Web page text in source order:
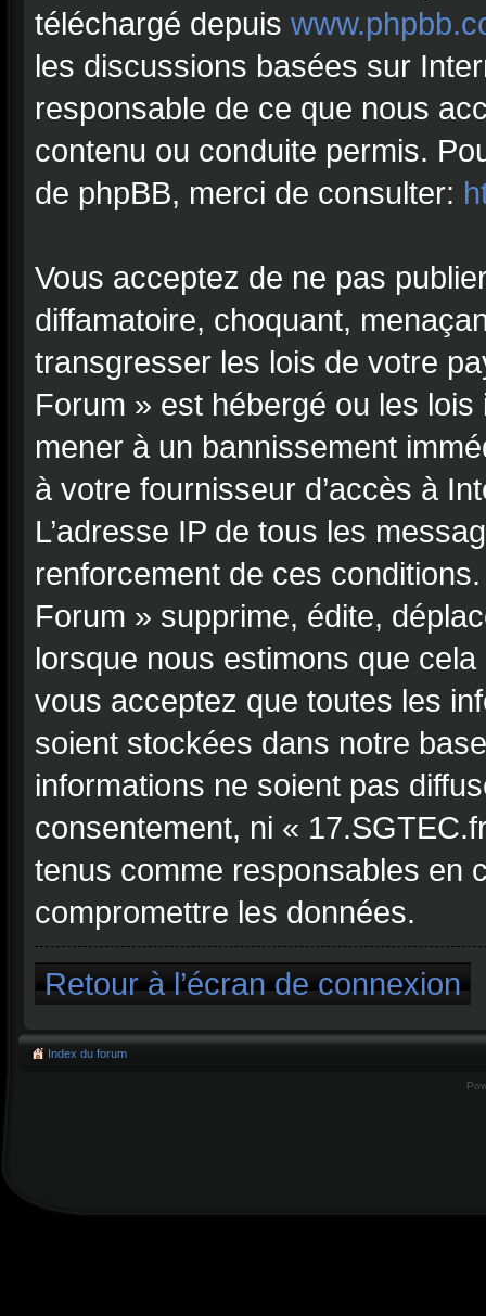
téléchargé depuis
les discussions basées sur
responsable de ce que nous
contenu ou conduite permis.
de phpBB, merci de consulter:
Vous acceptez de ne pas
diffamatoire, choquant,
transgresser les lois de votre
Forum » est hébergé ou les
mener à un bannissement
à votre fournisseur d’accès à
L’adresse IP de tous les
renforcement de ces
Forum » supprime, édite,
lorsque nous estimons que
vous acceptez que toutes les
soient stockées dans notre
informations ne soient pas
consentement, ni «
tenus comme responsables en
compromettre les données.
Retour à l’écran de connexion
Index du forum